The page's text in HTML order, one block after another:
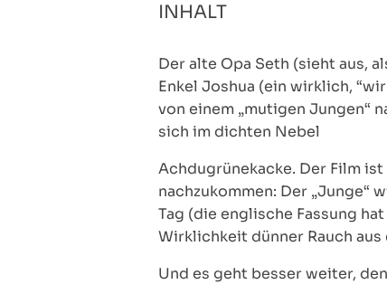
INHALT
Der alte Opa Seth (sieht aus,
Enkel Joshua (ein wirklich,
von einem „mutigen Jungen“
sich im dichten Nebel
Achdugrünekacke. Der Film
nachzukommen: Der „Junge“
Tag (die englische Fassung
Wirklichkeit dünner Rauch
Und es geht besser weiter,